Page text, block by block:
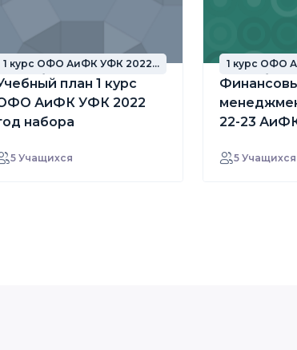
1 курс ОФО АиФК УФК 2022
год набораплан 1 курс
АиФК УФК 2022
набора
5 Учащихся
1 курс ОФО
год набора
22-23
5 Учащихся